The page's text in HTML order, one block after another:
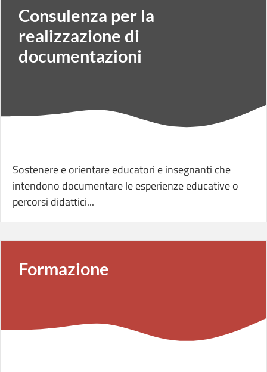
Consulenza per la
realizzazione di
documentazioni
Sostenere e orientare educatori e insegnanti che
intendono documentare le esperienze educative o
percorsi didattici...
Formazione